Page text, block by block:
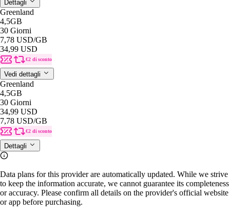
Dettagli
Greenland
4,5GB
30 Giorni
7,78 USD/GB
34,99 USD
€2 di sconto
Vedi dettagli
Greenland
4,5GB
30 Giorni
34,99 USD
7,78 USD/GB
€2 di sconto
Dettagli
Data plans for this provider are automatically updated. While we strive
to keep the information accurate, we cannot guarantee its completeness
or accuracy. Please confirm all details on the provider's official website
or app before purchasing.